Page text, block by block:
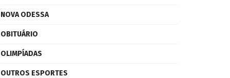
NOVA ODESSA
OBITUÁRIO
OLIMPÍADAS
OUTROS ESPORTES